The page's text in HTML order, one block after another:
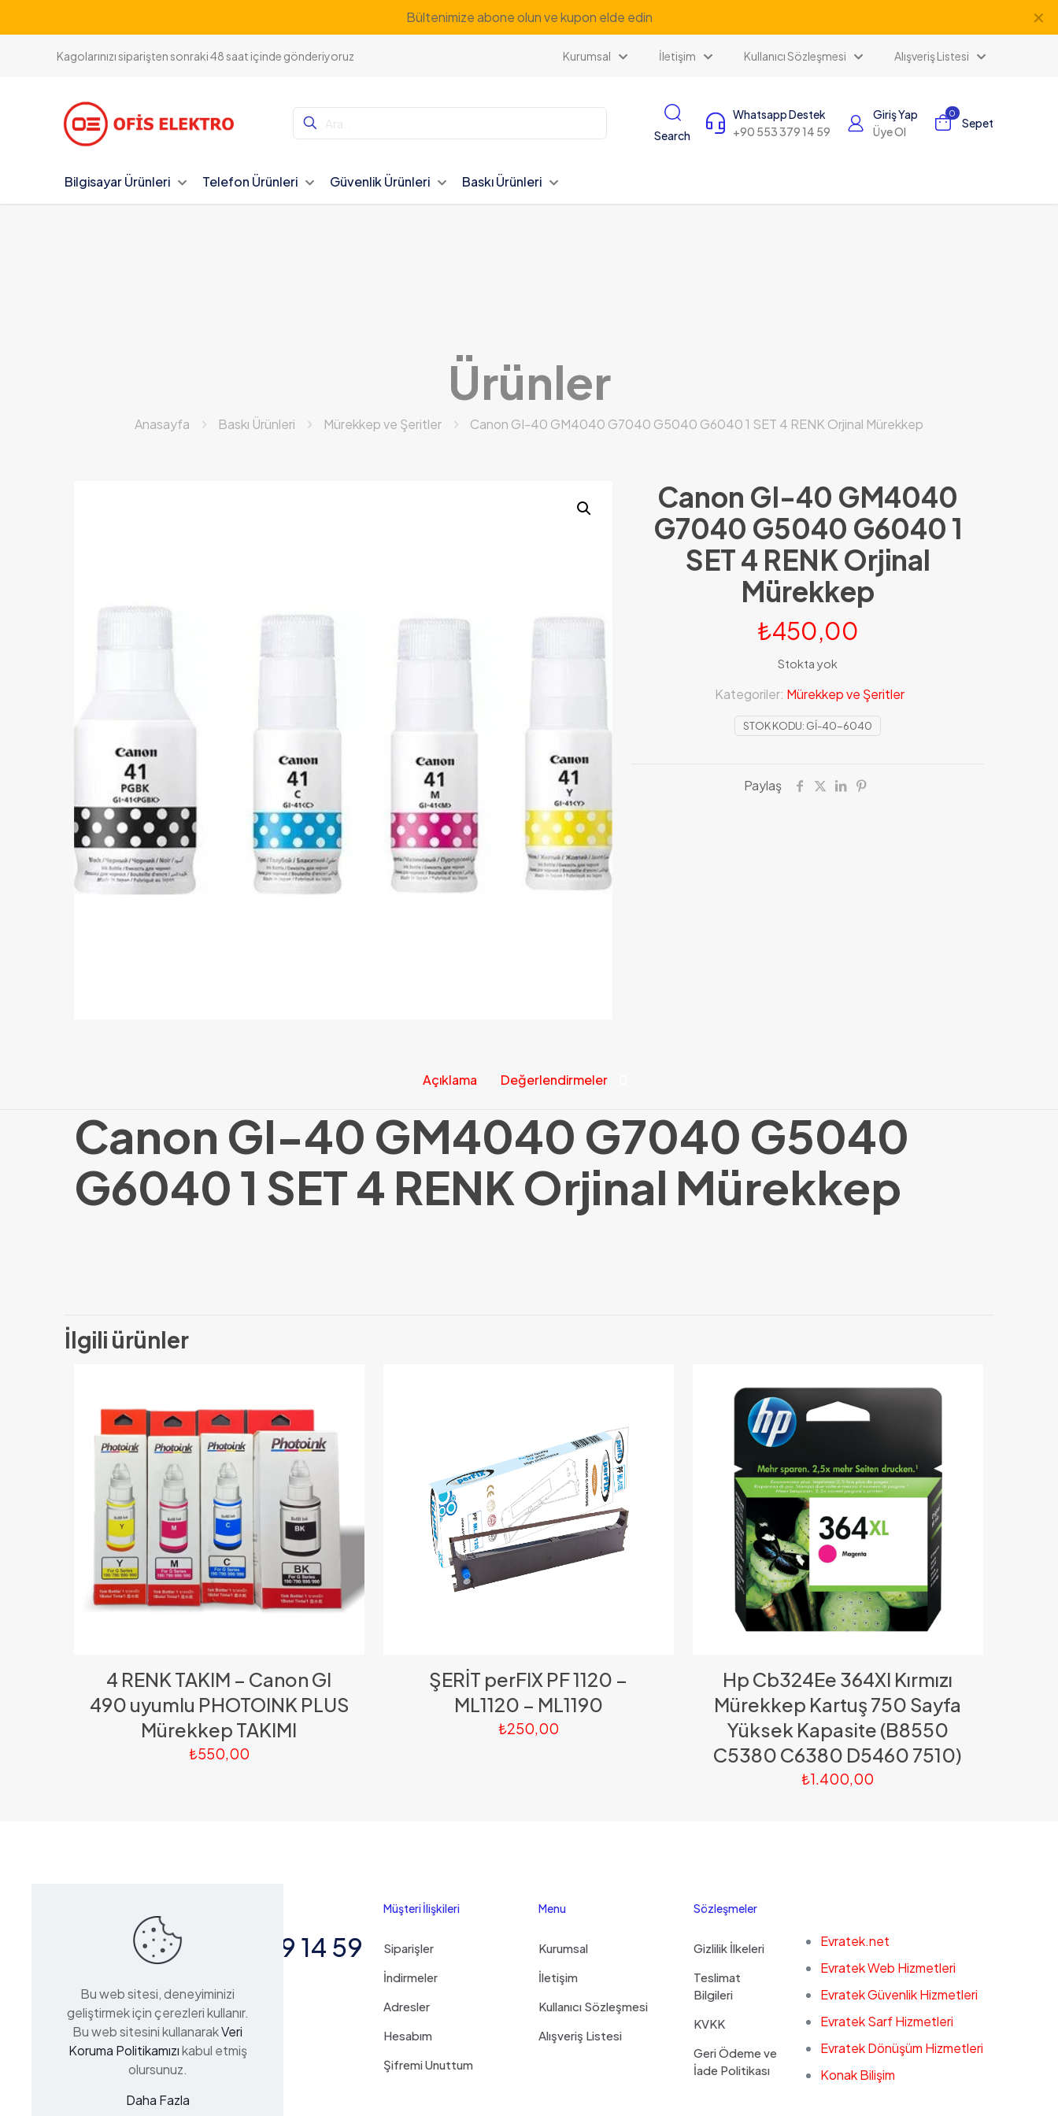
Bültenimize abone olun ve kupon elde edin ✕
Kagolarınızı siparişten sonraki 48 saat içinde gönderiyoruz Kurumsal İletişim Kullanıcı Sözleşmesi Alışveriş Listesi
Search
Whatsapp Destek
+90 553 379 14 59
Giriş Yap
Üye Ol
0
Sepet
Bilgisayar Ürünleri Telefon Ürünleri Güvenlik Ürünleri Baskı Ürünleri
Ürünler
Anasayfa Baskı Ürünleri Mürekkep ve Şeritler Canon GI-40 GM4040 G7040 G5040 G6040 1 SET 4 RENK Orjinal Mürekkep
Canon GI-40 GM4040
G7040 G5040 G6040 1
SET 4 RENK Orjinal
Mürekkep
₺450,00
Stokta yok
STOK KODU: GI-40-6040
Kategoriler: Mürekkep ve Şeritler
Paylaş
Açıklama Değerlendirmeler
Canon GI-40 GM4040 G7040 G5040
G6040 1 SET 4 RENK Orjinal Mürekkep
İlgili ürünler
4 RENK TAKIM – Canon GI
490 uyumlu PHOTOINK PLUS
Mürekkep TAKIMI
₺550,00
ŞERİT perFIX PF 1120 –
ML1120 – ML1190
₺250,00
Hp Cb324Ee 364Xl Kırmızı
Mürekkep Kartuş 750 Sayfa
Yüksek Kapasite (B8550
C5380 C6380 D5460 7510)
₺1.400,00
Bize Ulaşın
+90 553 379 14 59
Nuhkuyusu Caddesi 115/B
Valide-i Atik Mahallesi
34664 Üsküdar/İstanbul
Müşteri İlişkileri
Siparişler
İndirmeler
Adresler
Hesabım
Şifremi Unuttum
Menu
Kurumsal
İletişim
Kullanıcı Sözleşmesi
Alışveriş Listesi
Sözleşmeler
Gizlilik İlkeleri
Teslimat
Bilgileri
KVKK
Geri Ödeme ve
İade Politikası
Evratek.net
Evratek Web Hizmetleri
Evratek Güvenlik Hizmetleri
Evratek Sarf Hizmetleri
Evratek Dönüşüm Hizmetleri
Konak Bilişim
Bu web sitesi, deneyiminizi
geliştirmek için çerezleri kullanır.
Bu web sitesini kullanarakVeri
Koruma Politikamızıkabul etmiş
olursunuz.
Daha Fazla